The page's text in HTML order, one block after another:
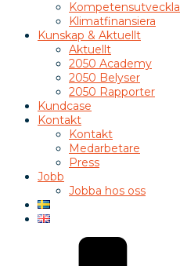
Kompetensutveckla
Klimatfinansiera
Kunskap & Aktuellt
Aktuellt
2050 Academy
2050 Belyser
2050 Rapporter
Kundcase
Kontakt
Kontakt
Medarbetare
Press
Jobb
Jobba hos oss